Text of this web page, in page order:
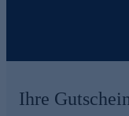
Ihre